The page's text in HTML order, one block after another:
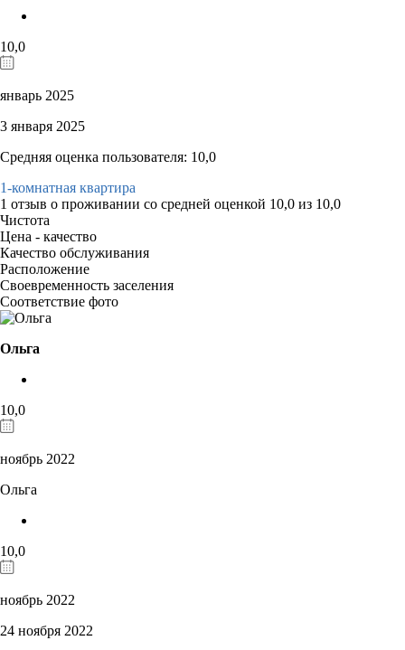
10,0
январь 2025
3 января 2025
Средняя оценка пользователя: 10,0
1-комнатная квартира
1 отзыв о проживании со средней оценкой 10,0 из 10,0
Чистота
Цена - качество
Качество обслуживания
Расположение
Своевременность заселения
Соответствие фото
Ольга
10,0
ноябрь 2022
Ольга
10,0
ноябрь 2022
24 ноября 2022